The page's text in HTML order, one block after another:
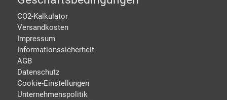
CO2-Kalkulator
Versandkosten
Impressum
Informationssicherheit
AGB
Datenschutz
Cookie-Einstellungen
Unternehmenspolitik